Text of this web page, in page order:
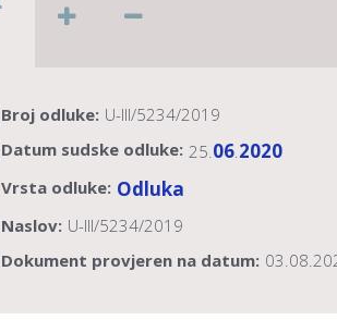
Broj odluke: U-III/5234/2019
Datum sudske odluke: 25.06.2020
Vrsta odluke: Odluka
Naslov: U-III/5234/2019
Dokument provjeren na datum: